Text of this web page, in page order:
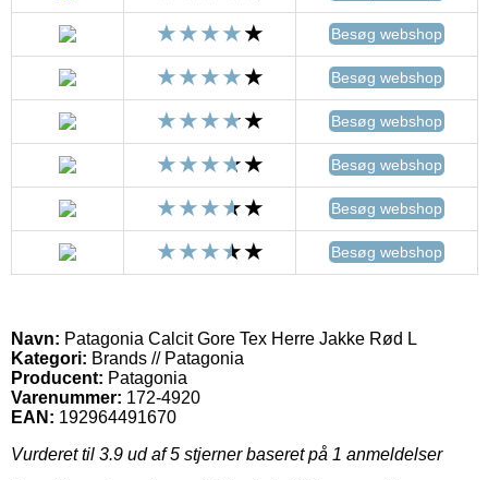
Besøg webshop
Besøg webshop
Besøg webshop
Besøg webshop
Besøg webshop
Besøg webshop
Navn: Patagonia Calcit Gore Tex Herre Jakke Rød L
Kategori: Brands // Patagonia
Producent: Patagonia
Varenummer: 172-4920
EAN: 192964491670
Vurderet til 3.9 ud af 5 stjerner baseret på 1 anmeldelser